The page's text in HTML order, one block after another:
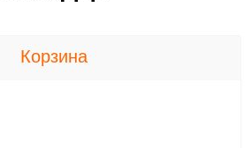
Корзина